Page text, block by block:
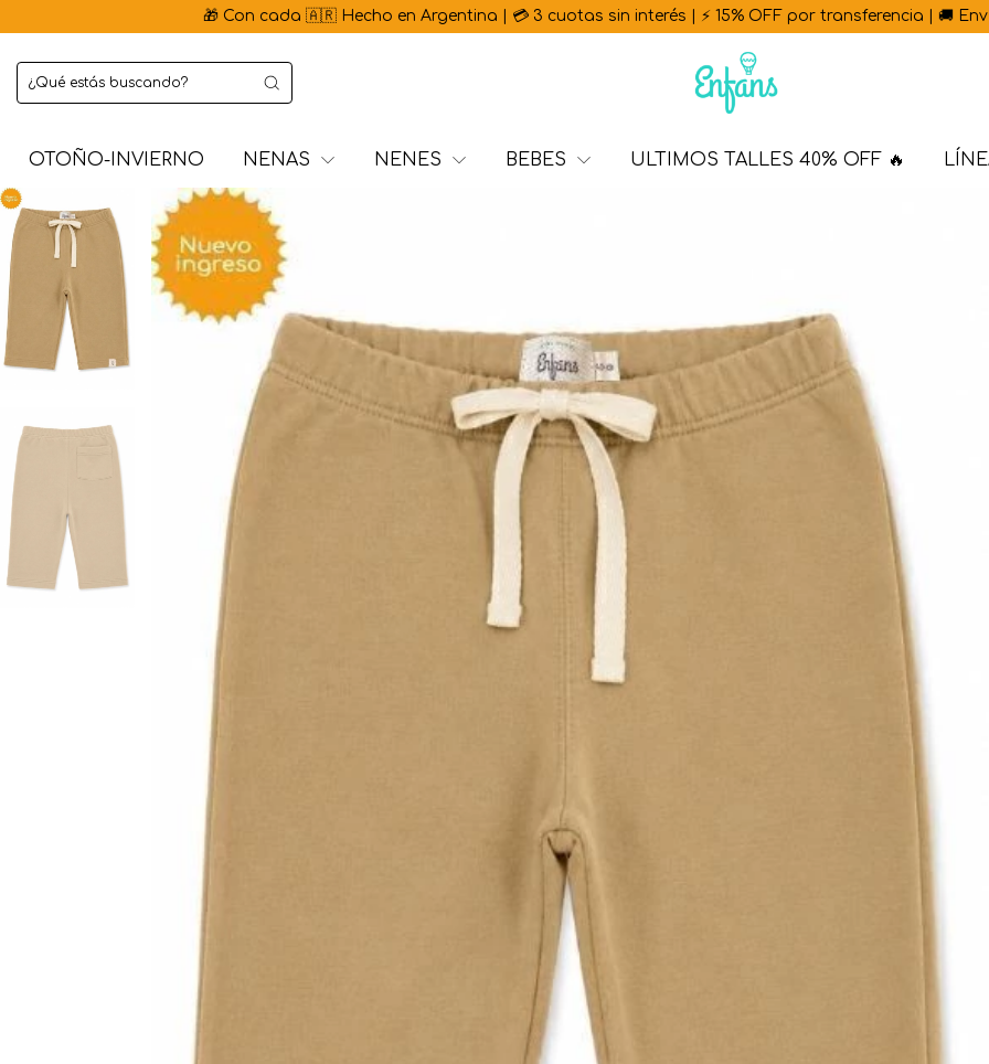
🎁 Con cada 🇦🇷 Hecho en Argentina | 💳 3 cuotas sin interés | ⚡ 15% OFF por transferencia | 🚚 Envío gratis a
OTOÑO-INVIERNO NENAS NENES BEBES ULTIMOS TALLES 40% OFF 🔥